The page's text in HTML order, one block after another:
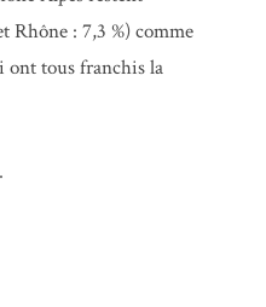
Rhône : 7,3 %) comme
ont tous franchis la